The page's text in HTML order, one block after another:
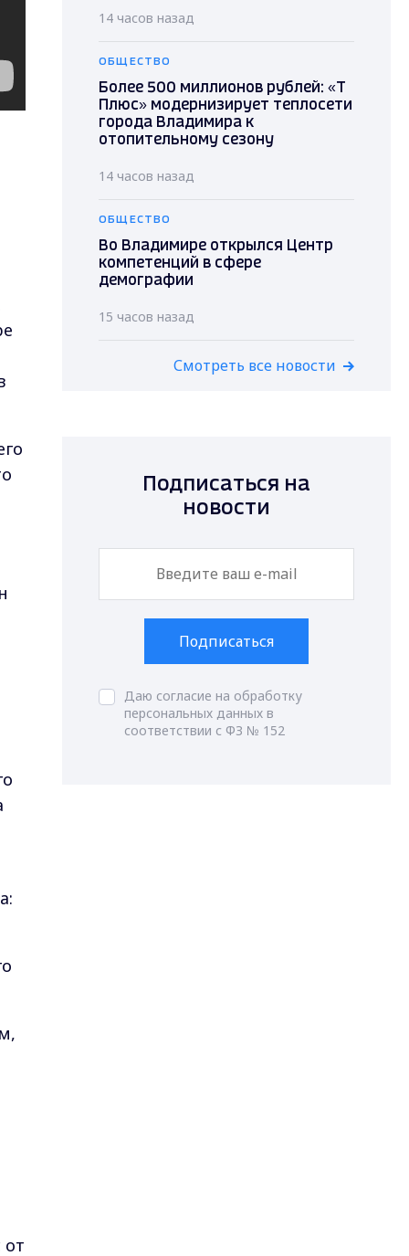
14 часов назад
ОБЩЕСТВО
Более 500 миллионов рублей: «Т
Плюс» модернизирует теплосети
города Владимира к
отопительному сезону
14 часов назад
ОБЩЕСТВО
Во Владимире открылся Центр
компетенций в сфере
демографии
15 часов назад
Смотреть все новости
Подписаться на
новости
Подписаться
Даю согласие на обработку
персональных данных в
соответствии с ФЗ № 152